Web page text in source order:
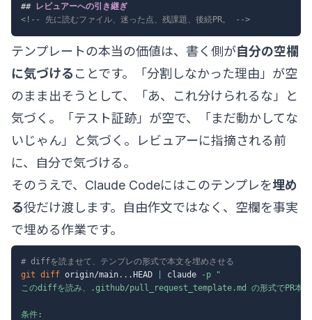
## レビュアーへの引き継ぎ
<!-- 先に読むファイル、迷った点、残課題、後続PR。 -->
テンプレートの本当の価値は、書く側が自分の空欄
に気づける ことです。「分割しなかった理由」が空
のまま出そうとして、「あ、これ分けられるな」と
気づく。「テスト証跡」が空で、「まだ動かしてな
いじゃん」と気づく。レビュアーに指摘される前
に、自分で気づける。
そのうえで、Claude Codeにはこのテンプレを埋め
る役だけ渡します。自由作文ではなく、空欄を事実
で埋める作業です。
# diffを読ませて、テンプレの形式で本文を埋めさせる
git diff origin/main.. .HEAD claude -p
"
このdiffを読み、.github/pull_request_template.md の形式でPR本文を
条件: